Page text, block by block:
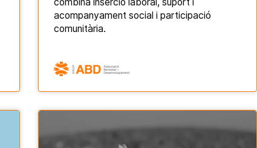
acompanyament social i participació
comunitària.